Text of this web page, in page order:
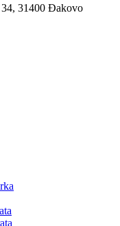
31400 Đakovo